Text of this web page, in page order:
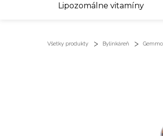
Lipozomálne vitamíny
Všetky produkty Bylinkáreň